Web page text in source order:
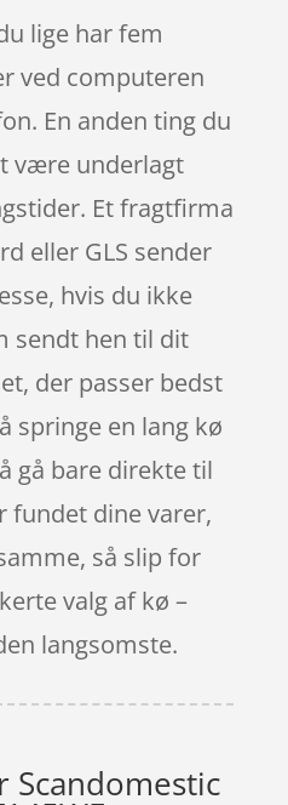
lige har fem
ved computeren
En anden ting du
være underlagt
Et fragtfirma
eller GLS sender
hvis du ikke
sendt hen til dit
der passer bedst
springe en lang kø
gå bare direkte til
fundet dine varer,
så slip for
valg af kø –
langsomste.
Scandomestic